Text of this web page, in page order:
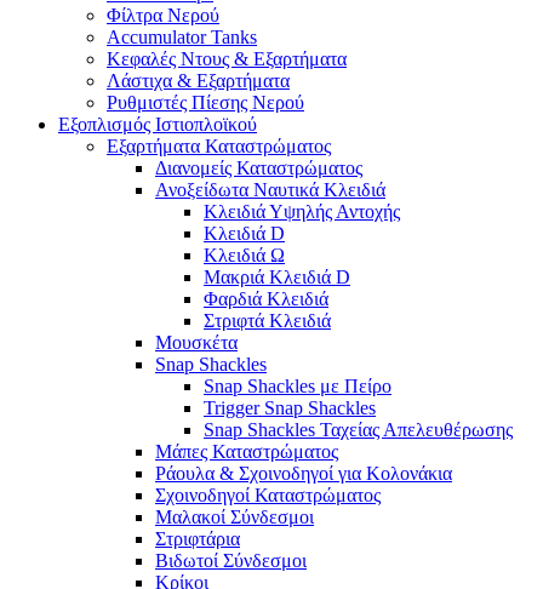
Φίλτρα Νερού
Accumulator Tanks
Κεφαλές Ντους & Εξαρτήματα
Λάστιχα & Εξαρτήματα
Ρυθμιστές Πίεσης Νερού
Εξοπλισμός Ιστιοπλοϊκού
Εξαρτήματα Καταστρώματος
Διανομείς Καταστρώματος
Ανοξείδωτα Ναυτικά Κλειδιά
Κλειδιά Υψηλής Αντοχής
Κλειδιά D
Κλειδιά Ω
Μακριά Κλειδιά D
Φαρδιά Κλειδιά
Στριφτά Κλειδιά
Μουσκέτα
Snap Shackles
Snap Shackles με Πείρο
Trigger Snap Shackles
Snap Shackles Ταχείας Απελευθέρωσης
Μάπες Καταστρώματος
Ράουλα & Σχοινοδηγοί για Κολονάκια
Σχοινοδηγοί Καταστρώματος
Μαλακοί Σύνδεσμοι
Στριφτάρια
Βιδωτοί Σύνδεσμοι
Κρίκοι